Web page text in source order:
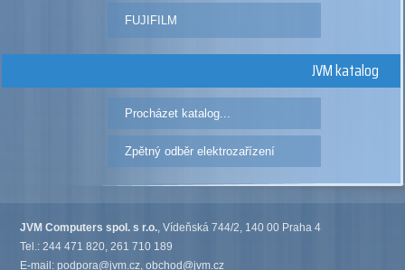
FUJIFILM
JVM katalog
Procházet katalog...
Zpětný odběr elektrozařízení
JVM Computers spol. s r.o., Vídeňská 744/2, 140 00 Praha 4
Tel.: 244 471 820, 261 710 189
E-mail:podpora@jvm.cz,obchod@jvm.cz